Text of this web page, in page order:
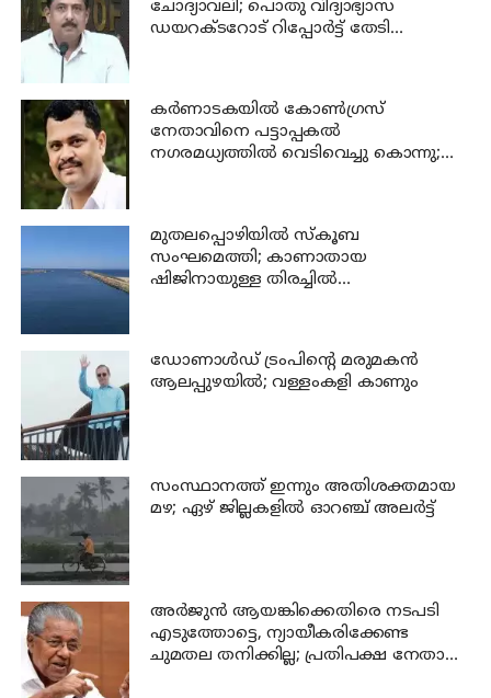
ചോദ്യാവലി; പൊതു വിദ്യാഭ്യാസ
ഡയറക്ടറോട് റിപ്പോര്‍ട്ട് തേടി
കര്‍ണാടകയില്‍ കോണ്‍ഗ്രസ്
നേതാവിനെ പട്ടാപ്പകല്‍
നഗരമധ്യത്തില്‍ വെടിവെച്ചു കൊന്നു;
മുതലപ്പൊഴിയില്‍ സ്‌കൂബ
സംഘമെത്തി; കാണാതായ
ഷിജിനായുള്ള തിരച്ചില്‍
ഡോണാള്‍ഡ് ട്രംപിന്റെ മരുമകന്‍
ആലപ്പുഴയിൽ; വള്ളംകളി കാണും
സംസ്ഥാനത്ത് ഇന്നും അതിശക്തമായ
മഴ; ഏഴ് ജില്ലകളില്‍ ഓറഞ്ച് അലര്‍ട്ട്
അര്‍ജുന്‍ ആയങ്കിക്കെതിരെ നടപടി
എടുത്തോട്ടെ, ന്യായീകരിക്കേണ്ട
ചുമതല തനിക്കില്ല; പ്രതിപക്ഷ നേതാവ്